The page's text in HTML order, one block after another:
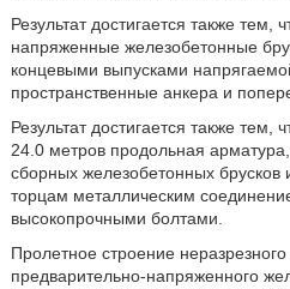
Результат достигается также тем,
напряженные железобетонные
концевыми выпусками
пространственные анкера и
Результат достигается также
24.0 метров продольная
сборных железобетонных брусков
торцам металлическим
высокопрочными болтами.
Пролетное строение
предварительно-напряженного